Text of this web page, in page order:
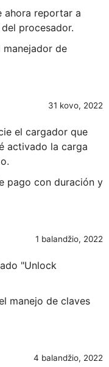
ahora reportar a
procesador.
manejador de
31 kovo, 2022
el cargador que
activado la carga
pago con duración y
1 balandžio, 2022
"Unlock
manejo de claves
4 balandžio, 2022